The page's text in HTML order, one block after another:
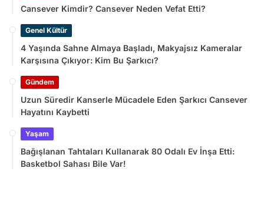
Cansever Kimdir? Cansever Neden Vefat Etti?
Genel Kültür
4 Yaşında Sahne Almaya Başladı, Makyajsız Kameralar
Karşısına Çıkıyor: Kim Bu Şarkıcı?
Gündem
Uzun Süredir Kanserle Mücadele Eden Şarkıcı Cansever
Hayatını Kaybetti
Yaşam
Bağışlanan Tahtaları Kullanarak 80 Odalı Ev İnşa Etti:
Basketbol Sahası Bile Var!